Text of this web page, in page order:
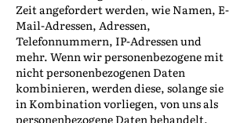
Zeit angefordert werden, wie Namen, E-
Mail-Adressen, Adressen,
Telefonnummern, IP-Adressen und
mehr. Wenn wir personenbezogene mit
nicht personenbezogenen Daten
kombinieren, werden diese, solange sie
in Kombination vorliegen, von uns als
personenbezogene Daten behandelt.